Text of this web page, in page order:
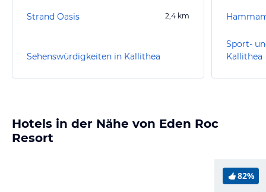
Strand Oasis 2,4 km
Sehenswürdigkeiten in Kallithea
Sport-
Kallithea
Hotels in der Nähe von Eden Roc
Resort
82%